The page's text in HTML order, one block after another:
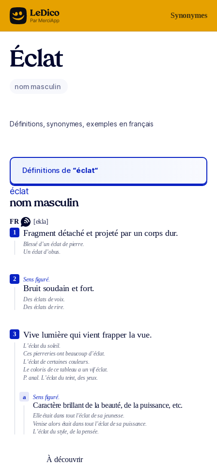
Aller au contenu Synonymes
Éclat
nom masculin
Définitions, synonymes, exemples en français
Définitions de “éclat“
éclat
nom masculin
FR [ekla]
Fragment détaché et projeté par un corps dur.
1
Blessé d’un éclat de pierre.
Un éclat d’obus.
Sens figuré.
Bruit soudain et fort.
2
Des éclats de voix.
Des éclats de rire.
Vive lumière qui vient frapper la vue.
3
L’éclat du soleil.
Ces pierreries ont beaucoup d’éclat.
L’éclat de certaines couleurs.
Le coloris de ce tableau a un vif éclat.
P. anal. L’éclat du teint, des yeux.
Sens figuré.
Caractère brillant de la beauté, de la puissance, etc.
a
Elle était dans tout l’éclat de sa jeunesse.
Venise alors était dans tout l’éclat de sa puissance.
L’éclat du style, de la pensée.
À découvrir